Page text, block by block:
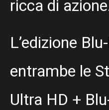
ricca di
L’edizione
entrambe le
Ultra HD +